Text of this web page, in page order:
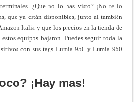
¿Que no lo has visto? ¡No te lo
que ya están disponibles, junto al también
Italia y que los precios en la tienda de
estos equiposbajaron. Puedes seguir toda la
con sus tags Lumia 950 yLumia 950
¡Hay mas!